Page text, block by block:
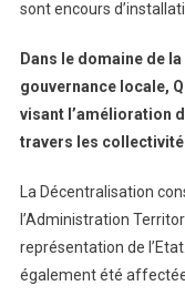
sont encours
Dans le domaine de
gouvernance locale,
visant l’amélioration
travers les
La Décentralisation
l’Administration
représentation de
également été